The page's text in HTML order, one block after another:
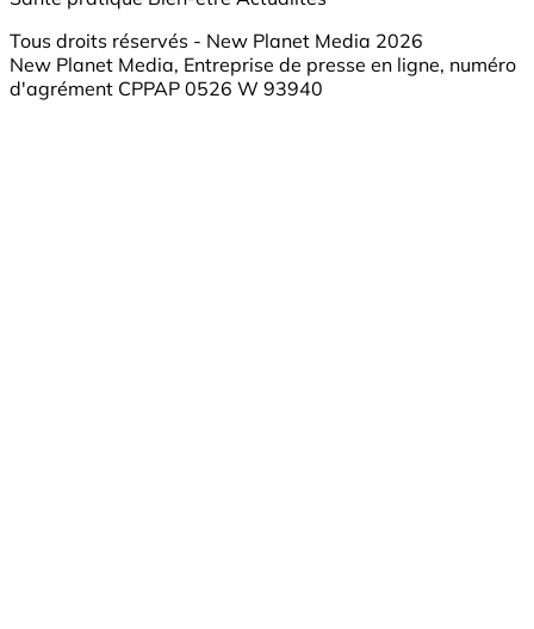
Tous droits réservés - New Planet Media 2026
New Planet Media, Entreprise de presse en ligne, numéro
d'agrément CPPAP 0526 W 93940